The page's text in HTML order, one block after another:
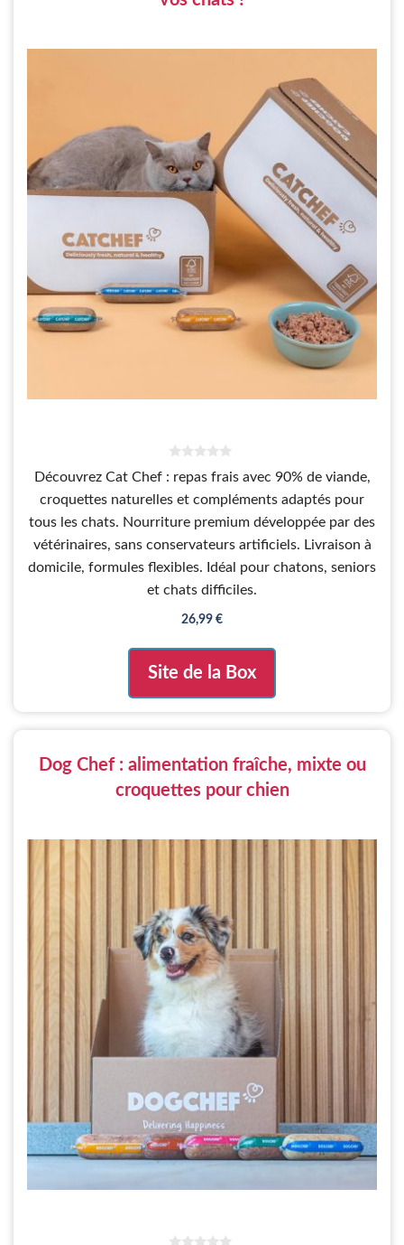
s
r
Découvrez Cat Chef : repas frais avec 90% de viande,
croquettes naturelles et compléments adaptés pour
tous les chats. Nourriture premium développée par des
vétérinaires, sans conservateurs artificiels. Livraison à
domicile, formules flexibles. Idéal pour chatons, seniors
et chats difficiles.
26,99 €
Site de la Box
Dog Chef : alimentation fraîche, mixte ou
croquettes pour chien